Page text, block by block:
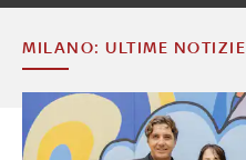
MILANO: ULTIME NOTIZIE